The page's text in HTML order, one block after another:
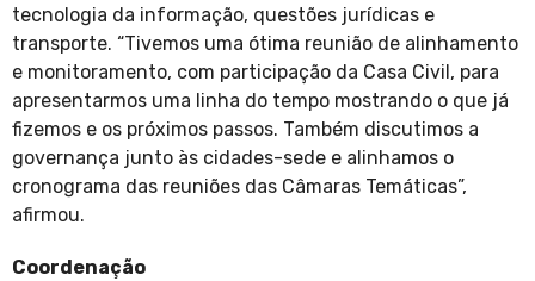
tecnologia da informação, questões jurídicas e
transporte. “Tivemos uma ótima reunião de alinhamento
e monitoramento, com participação da Casa Civil, para
apresentarmos uma linha do tempo mostrando o que já
fizemos e os próximos passos. Também discutimos a
governança junto às cidades-sede e alinhamos o
cronograma das reuniões das Câmaras Temáticas”,
afirmou.
Coordenação